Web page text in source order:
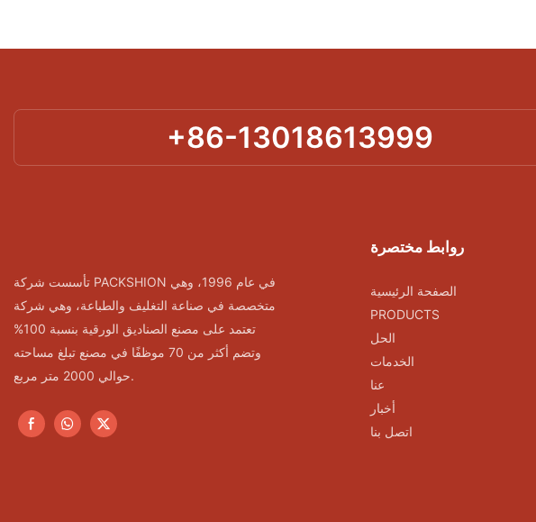
+86-13018613999
تأسست شركة PACKSHION في عام 1996، وهي
متخصصة في صناعة التغليف والطباعة، وهي شركة
تعتمد على مصنع الصناديق الورقية بنسبة 100%
وتضم أكثر من 70 موظفًا في مصنع تبلغ مساحته
حوالي 2000 متر مربع.
روابط مختصرة
الصفحة الرئيسية
PRODUCTS
الحل
الخدمات
عنا
أخبار
اتصل بنا